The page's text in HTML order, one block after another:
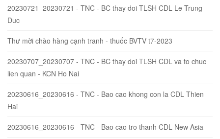
20230721_20230721 - TNC - BC thay doi TLSH CDL Le Trung
Duc
Thư mời chào hàng cạnh tranh - thuốc BVTV t7-2023
20230707_20230707 - TNC - BC thay doi TLSH CDL va to chuc
lien quan - KCN Ho Nai
20230616_20230616 - TNC - Bao cao khong con la CDL Thien
Hai
20230616_20230616 - TNC - Bao cao tro thanh CDL New Asia